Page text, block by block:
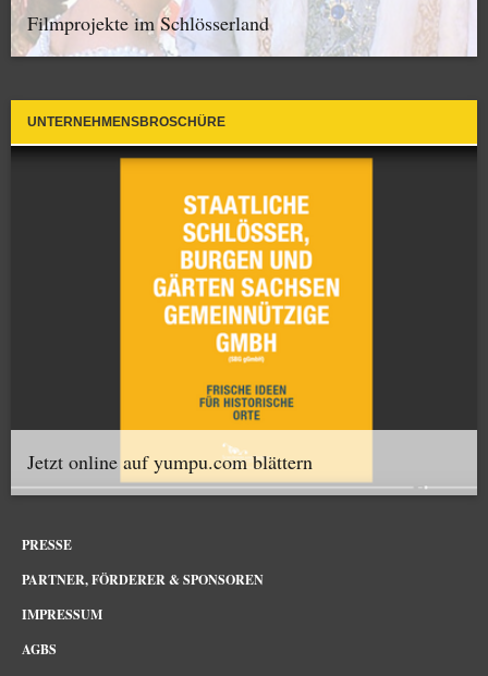
Filmprojekte im Schlösserland
UNTERNEHMENSBROSCHÜRE
Jetzt online auf yumpu.com blättern
PRESSE
PARTNER, FÖRDERER & SPONSOREN
IMPRESSUM
AGBS